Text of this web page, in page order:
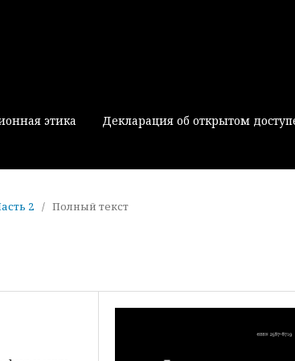
этика Декларация об открытом
2 / Полный текст